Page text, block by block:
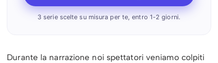
3 serie scelte su misura per te, entro 1-2 giorni.
Durante la narrazione noi spettatori veniamo colpiti